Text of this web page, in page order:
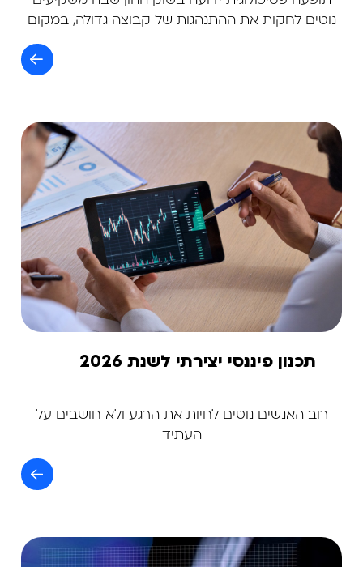
נוטים לחקות את ההתנהגות של קבוצה גדולה, במקום
תכנון פיננסי יצירתי לשנת 2026
רוב האנשים נוטים לחיות את הרגע ולא חושבים על
העתיד